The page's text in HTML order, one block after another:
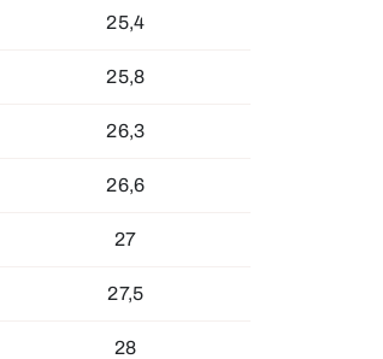
25,4
25,8
26,3
26,6
27
27,5
28